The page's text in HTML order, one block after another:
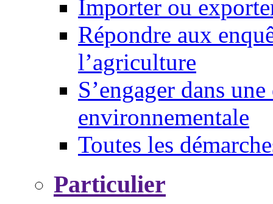
Importer ou
Répondre aux
l’agriculture
S’engager dans
environnementale
Toutes les
Particulier